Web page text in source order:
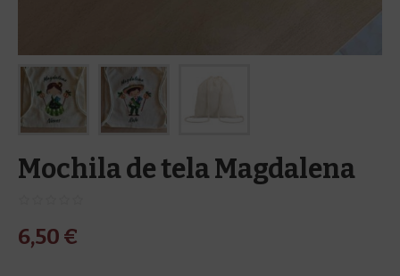
Mochila de tela Magdalena
6,50 €